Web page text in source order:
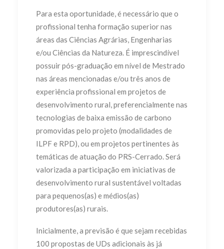
Para esta oportunidade, é necessário que o
profissional tenha formação superior nas
áreas das Ciências Agrárias, Engenharias
e/ou Ciências da Natureza. É imprescindível
possuir pós-graduação em nível de Mestrado
nas áreas mencionadas e/ou três anos de
experiência profissional em projetos de
desenvolvimento rural, preferencialmente nas
tecnologias de baixa emissão de carbono
promovidas pelo projeto (modalidades de
ILPF e RPD), ou em projetos pertinentes às
temáticas de atuação do PRS-Cerrado. Será
valorizada a participação em iniciativas de
desenvolvimento rural sustentável voltadas
para pequenos(as) e médios(as)
produtores(as) rurais.
Inicialmente, a previsão é que sejam recebidas
100 propostas de UDs adicionais às já